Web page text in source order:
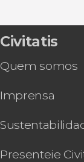
Civitatis
Quem somos
Imprensa
Presenteie